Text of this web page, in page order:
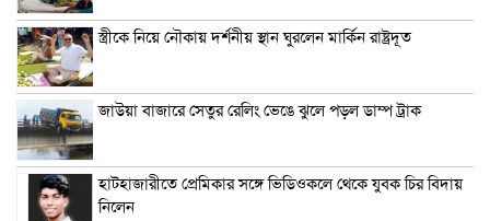
স্ত্রীকে নিয়ে নৌকায় দর্শনীয় স্থান ঘুরলেন মার্কিন রাষ্ট্রদূত
জাউয়া বাজারে সেতুর রেলিং ভেঙে ঝুলে পড়ল ডাম্প ট্রাক
হাটহাজারীতে প্রেমিকার সঙ্গে ভিডিওকলে থেকে যুবক চির বিদায়
নিলেন